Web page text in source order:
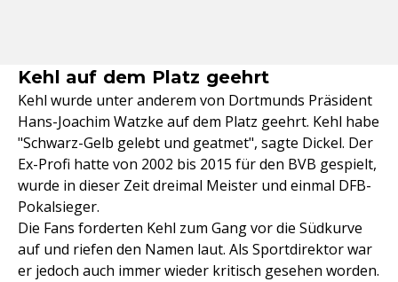
Kehl auf dem Platz geehrt
Kehl wurde unter anderem von Dortmunds Präsident
Hans-Joachim Watzke auf dem Platz geehrt. Kehl habe
"Schwarz-Gelb gelebt und geatmet", sagte Dickel. Der
Ex-Profi hatte von 2002 bis 2015 für den BVB gespielt,
wurde in dieser Zeit dreimal Meister und einmal DFB-
Pokalsieger.
Die Fans forderten Kehl zum Gang vor die Südkurve
auf und riefen den Namen laut. Als Sportdirektor war
er jedoch auch immer wieder kritisch gesehen worden.